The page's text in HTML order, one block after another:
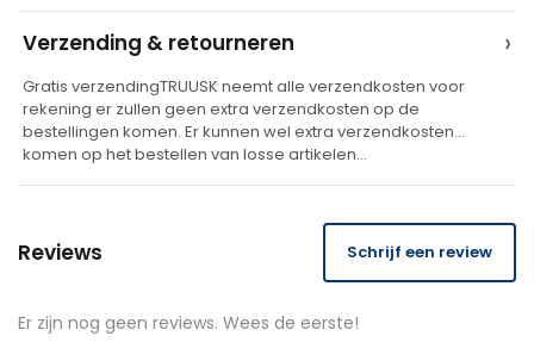
e
Verzending & retourneren ›
Gratis verzendingTRUUSK neemt alle verzendkosten voor
rekening er zullen geen extra verzendkosten op de
bestellingen komen. Er kunnen wel extra verzendkosten
komen op het bestellen van losse artikelen…
Reviews Schrijf een review
Er zijn nog geen reviews. Wees de eerste!